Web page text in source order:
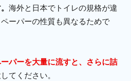
海外と日本でトイレの規格が違
ーパーの性質も異なるためで
パーを大量に流すと、さらに詰
てください。